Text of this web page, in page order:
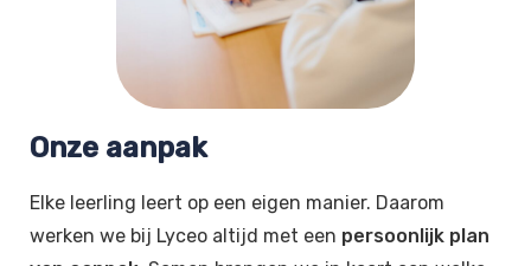
Onze aanpak
Elke leerling leert op een eigen manier. Daarom
werken we bij Lyceo altijd met een persoonlijk plan